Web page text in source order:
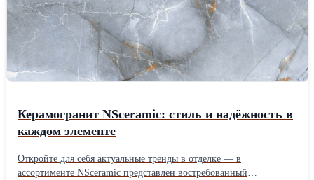
вибрации и шума. Выпускается толщиной 6мм. учитывая
рифление. Выпускается в рулонах, стандартный размер рулона
1000*8000*6мм.
Керамогранит NSceramic: стиль и надёжность в
каждом элементе
Откройте для себя актуальные тренды в отделке — в
ассортименте NSceramic представлен востребованный